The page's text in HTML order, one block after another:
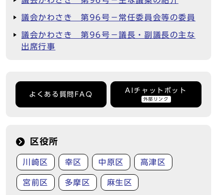
議会かわさき 第96号－常任委員会等の委員
議会かわさき 第96号－議長・副議長の主な
出席行事
よくある質問FAQ
AIチャットボット
外部リンク
区役所
川崎区 幸区 中原区 高津区
宮前区 多摩区 麻生区